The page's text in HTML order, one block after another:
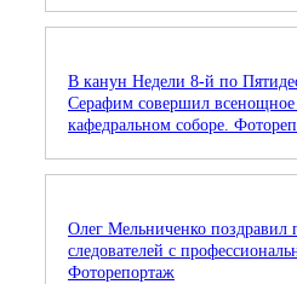
В канун Недели 8-й по
Серафим совершил всенощное
кафедральном соборе.
Олег Мельниченко поздравил
следователей с
Фоторепортаж